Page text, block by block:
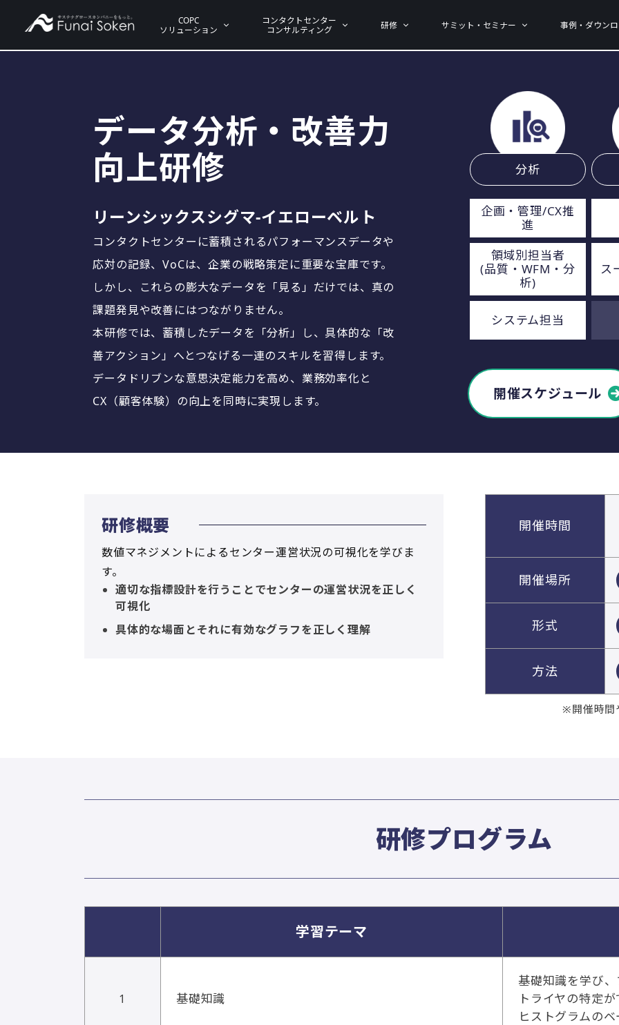
COPC
ソリューション
コンタクトセンター
コンサルティング
研修 サミット・セミナー 事例・ダウン
データ分析・改善力
向上研修
リーンシックスシグマ-イエローベルト
コンタクトセンターに蓄積されるパフォーマンスデータや
応対の記録、VoCは、企業の戦略策定に重要な宝庫です。
しかし、これらの膨大なデータを「見る」だけでは、真の
課題発見や改善にはつながりません。
本研修では、蓄積したデータを「分析」し、具体的な「改
善アクション」へとつなげる一連のスキルを習得します。
データドリブンな意思決定能力を高め、業務効率化と
CX（顧客体験）の向上を同時に実現します。
分析
企画・管理/CX推
進
領域別担当者
(品質・WFM・分
析)
ス
システム担当
開催スケジュール
研修概要
数値マネジメントによるセンター運営状況の可視化を学びま
す。
適切な指標設計を行うことでセンターの運営状況を正しく
可視化
具体的な場面とそれに有効なグラフを正しく理解
開催時間
開催場所
形式
方法
※開催時間
研修プログラム
学習テーマ
1 基礎知識
基礎知識を学び
トライヤの特定
ヒストグラムの